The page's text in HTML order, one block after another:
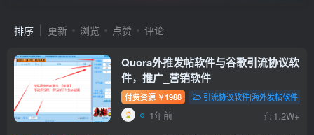
排序 更新 浏览 点赞 评论
Quora外推发帖软件与谷歌引流协议软
件，推广_营销软件
付费资源 ￥ 1988 引流协议软件|海外发帖软件_
1年前 1.2W+